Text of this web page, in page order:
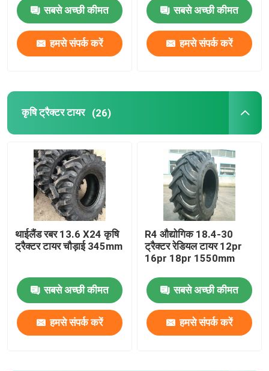
सबसे अच्छी कीमत
हमसे संपर्क करें
सबसे अच्छी कीमत
हमसे संपर्क करें
कृषि ट्रैक्टर टायर (26)
थाईलैंड रबर 13.6 X24 कृषि
ट्रैक्टर टायर चौड़ाई 345mm
सबसे अच्छी कीमत
हमसे संपर्क करें
R4 औद्योगिक 18.4-30
ट्रैक्टर रेडियल टायर 12pr
16pr 18pr 1550mm
सबसे अच्छी कीमत
हमसे संपर्क करें